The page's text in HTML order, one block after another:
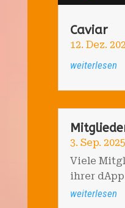
Caviar
12. Dez.
weiterlesen
3. Sep. 2025
Viele
ihrer
weiterlesen